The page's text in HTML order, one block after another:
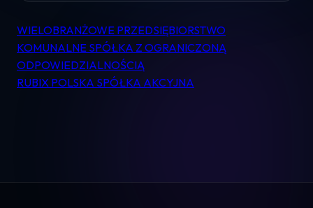
Pomoc
Kontakt
Nawigacja
wpisu
WIELOBRANŻOWE PRZEDSIĘBIORSTWO
KOMUNALNE SPÓŁKA Z OGRANICZONĄ
ODPOWIEDZIALNOŚCIĄ
RUBIX POLSKA SPÓŁKA AKCYJNA